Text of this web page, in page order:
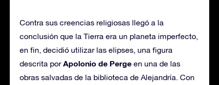
Contra sus creencias religiosas llegó a la
conclusión que la Tierra era un planeta imperfecto,
en fin, decidió utilizar las elipses, una figura
descrita porApolonio de Perge en una de las
obras salvadas de la biblioteca de Alejandría. Con